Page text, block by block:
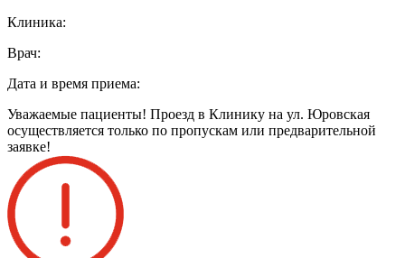
Клиника:
Врач:
Дата и время приема:
Уважаемые пациенты! Проезд в Клинику на ул. Юровская
осуществляется только по пропускам или предварительной
заявке!